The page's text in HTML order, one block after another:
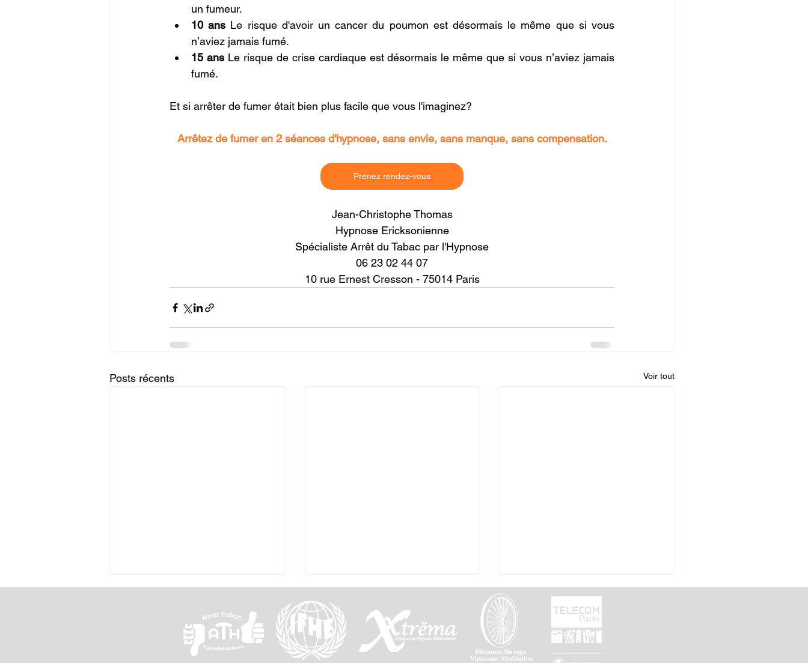
un fumeur.
10 ans Le risque d'avoir un cancer du poumon est désormais le même que si vous
n’aviez jamais fumé.
15 ans Le risque de crise cardiaque est désormais le même que si vous n’aviez jamais
fumé.
Et si arrêter de fumer était bien plus facile que vous l'imaginez?
Arrêtez de fumer en 2 séances d'hypnose, sans envie, sans manque, sans compensation.
Prenez rendez-vous
Jean-Christophe Thomas
Hypnose Ericksonienne
Spécialiste Arrêt du Tabac par l'Hypnose
06 23 02 44 07
10 rue Ernest Cresson - 75014 Paris
Posts récents Voir tout